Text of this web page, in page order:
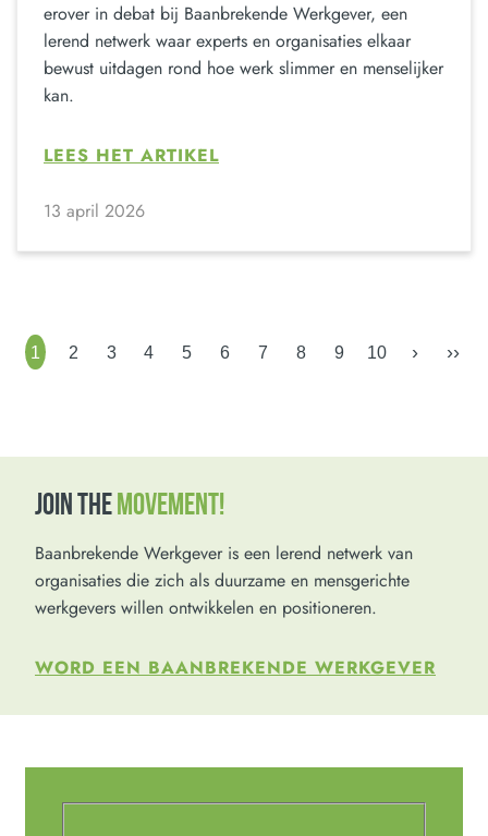
erover in debat bij Baanbrekende Werkgever, een
lerend netwerk waar experts en organisaties elkaar
bewust uitdagen rond hoe werk slimmer en menselijker
kan.
LEES HET ARTIKEL
13 april 2026
1 2 3 4 5 6 7 8 9 10 › ››
JOIN THEMOVEMENT!
Baanbrekende Werkgever is een lerend netwerk van
organisaties die zich als duurzame en mensgerichte
werkgevers willen ontwikkelen en positioneren.
WORD EEN BAANBREKENDE WERKGEVER